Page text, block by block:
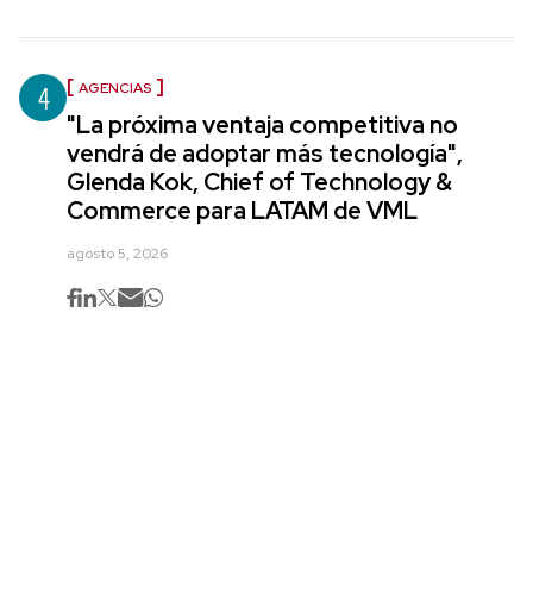
4 AGENCIAS
"La próxima ventaja competitiva no
vendrá de adoptar más tecnología",
Glenda Kok, Chief of Technology &
Commerce para LATAM de VML
agosto 5, 2026